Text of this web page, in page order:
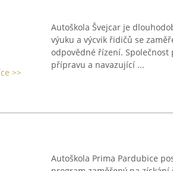
>>
Autoškola Švejcar je
výuku a výcvik řidičů se
odpovědné řízení.
přípravu a navazující ...
Autoškola Prima Pardubice